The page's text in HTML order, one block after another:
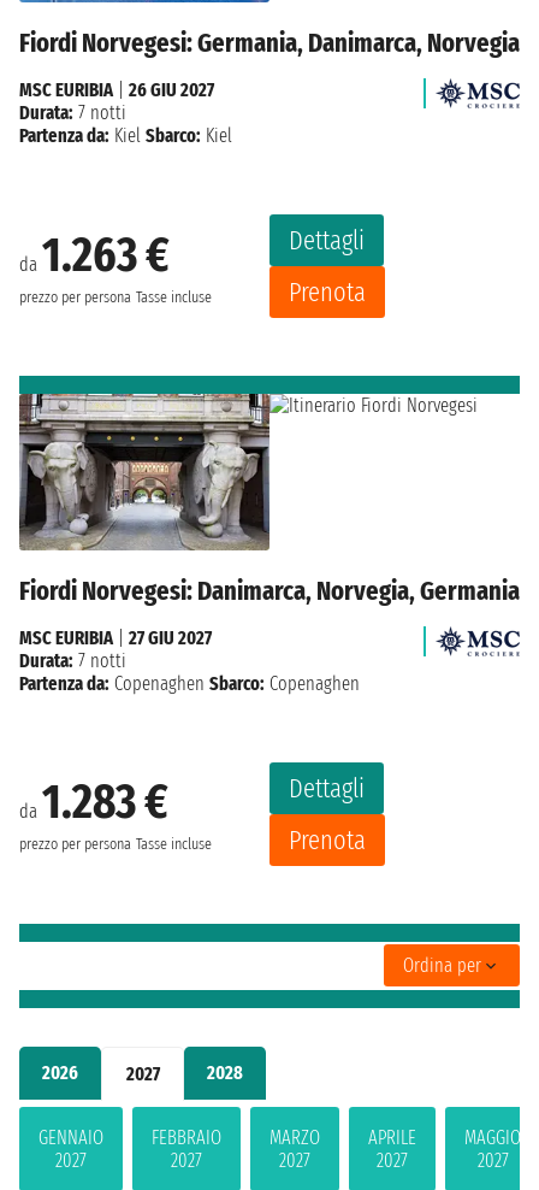
2026 2027 2028
GENNAIO
2027
FEBBRAIO
2027
MARZO
2027
APRILE
2027
MAGGIO
2027
Fiordi Norvegesi: Germania, Danimarca, Norvegia
da 1.263 €
prezzo per persona Tasse incluse
Dettagli
Prenota
MSC EURIBIA| 26 GIU 2027
Durata: 7 notti
Partenza da: Kiel Sbarco: Kiel
Fiordi Norvegesi: Danimarca, Norvegia, Germania
da 1.283 €
prezzo per persona Tasse incluse
Dettagli
Prenota
MSC EURIBIA
27 GIU 2027
Durata: 7 notti
Partenza da: Copenaghen Sbarco: Copenaghen
Ordina per